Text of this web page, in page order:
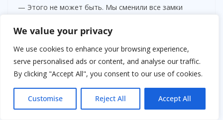
We value your privacy
We use cookies to enhance your browsing experience,
serve personalised ads or content, and analyse our traffic.
By clicking "Accept All", you consent to our use of cookies.
Customise Reject All Accept All
— Этого не может быть. Мы сменили все замки
— Значит, у него есть другой ключ.
Я пришла к Игорю домой. Он жил один. Двушка в
хрущёвке. На стене — фото Лены. Много.